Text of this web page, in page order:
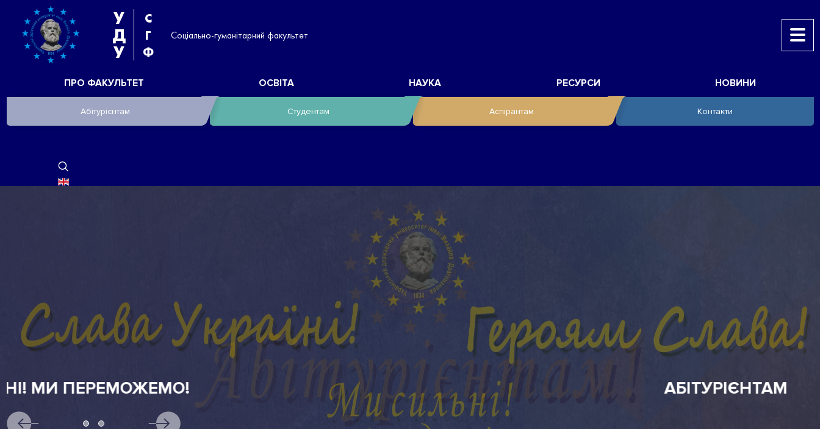
У
Д
У
С
Г
Ф
Соціально-гуманітарний факультет
ПРО ФАКУЛЬТЕТ ОСВІТА НАУКА РЕСУРСИ НОВИНИ
Абітурієнтам Студентам Аспірантам Контакти
ОБЕРІТЬ СВОЮ МОВУ
АБІТУРІЄНТАМ